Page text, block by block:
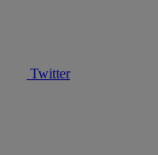
Twitter